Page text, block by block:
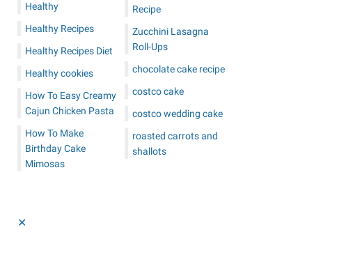
Healthy
Healthy Recipes
Healthy Recipes Diet
Healthy cookies
How To Easy Creamy
Cajun Chicken Pasta
How To Make
Birthday Cake
Mimosas
Recipe
Zucchini Lasagna
Roll-Ups
chocolate cake recipe
costco cake
costco wedding cake
roasted carrots and
shallots
✕